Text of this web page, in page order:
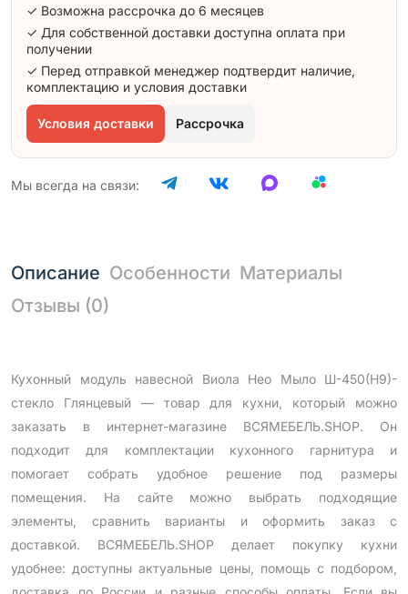
✓ Возможна рассрочка до 6 месяцев
✓ Для собственной доставки доступна оплата при
получении
✓ Перед отправкой менеджер подтвердит наличие,
комплектацию и условия доставки
Условия доставки Рассрочка
Мы всегда на связи:
Описание Особенности Материалы
Отзывы (0)
Кухонный модуль навесной Виола Нео Мыло Ш-450(Н9)-
стекло Глянцевый — товар для кухни, который можно
заказать в интернет-магазине ВСЯМЕБЕЛЬ.SHOP. Он
подходит для комплектации кухонного гарнитура и
помогает собрать удобное решение под размеры
помещения. На сайте можно выбрать подходящие
элементы, сравнить варианты и оформить заказ с
доставкой. ВСЯМЕБЕЛЬ.SHOP делает покупку кухни
удобнее: доступны актуальные цены, помощь с подбором,